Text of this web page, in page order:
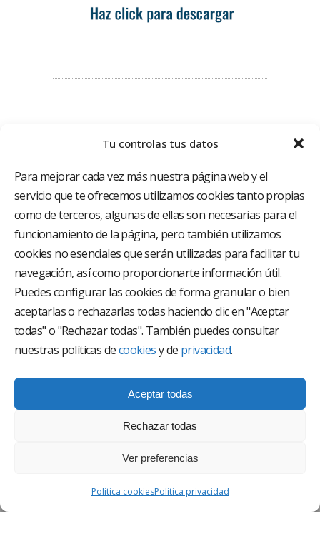
Tu controlas tus datos
Para mejorar cada vez más nuestra página web y el
servicio que te ofrecemos utilizamos cookies tanto propias
como de terceros, algunas de ellas son necesarias para el
funcionamiento de la página, pero también utilizamos
cookies no esenciales que serán utilizadas para facilitar tu
navegación, así como proporcionarte información útil.
Puedes configurar las cookies de forma granular o bien
aceptarlas o rechazarlas todas haciendo clic en "Aceptar
todas" o "Rechazar todas". También puedes consultar
nuestras políticas decookiesy de privacidad.
Aceptar todas
Rechazar todas
Ver preferencias
Politica cookiesPolitica privacidad
El Grupo Hospitalario HLA es uno de los proveedores
hospitalarios con mayor presencia en España, creado
con el objetivo de proporcionar el acceso a una
asistencia sanitaria de alto nivel. Nuestra red asistencial
está compuesta por 18 hospitales y 37 centros médicos
multiespecialidad.
Síguenos en
POLÍTICA DE PRIVACIDAD